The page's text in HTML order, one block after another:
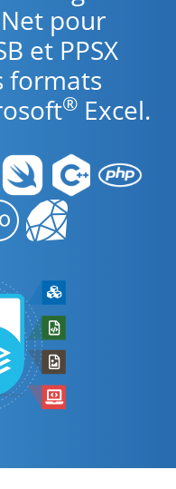
pour
et PPSX
formats
® Excel.